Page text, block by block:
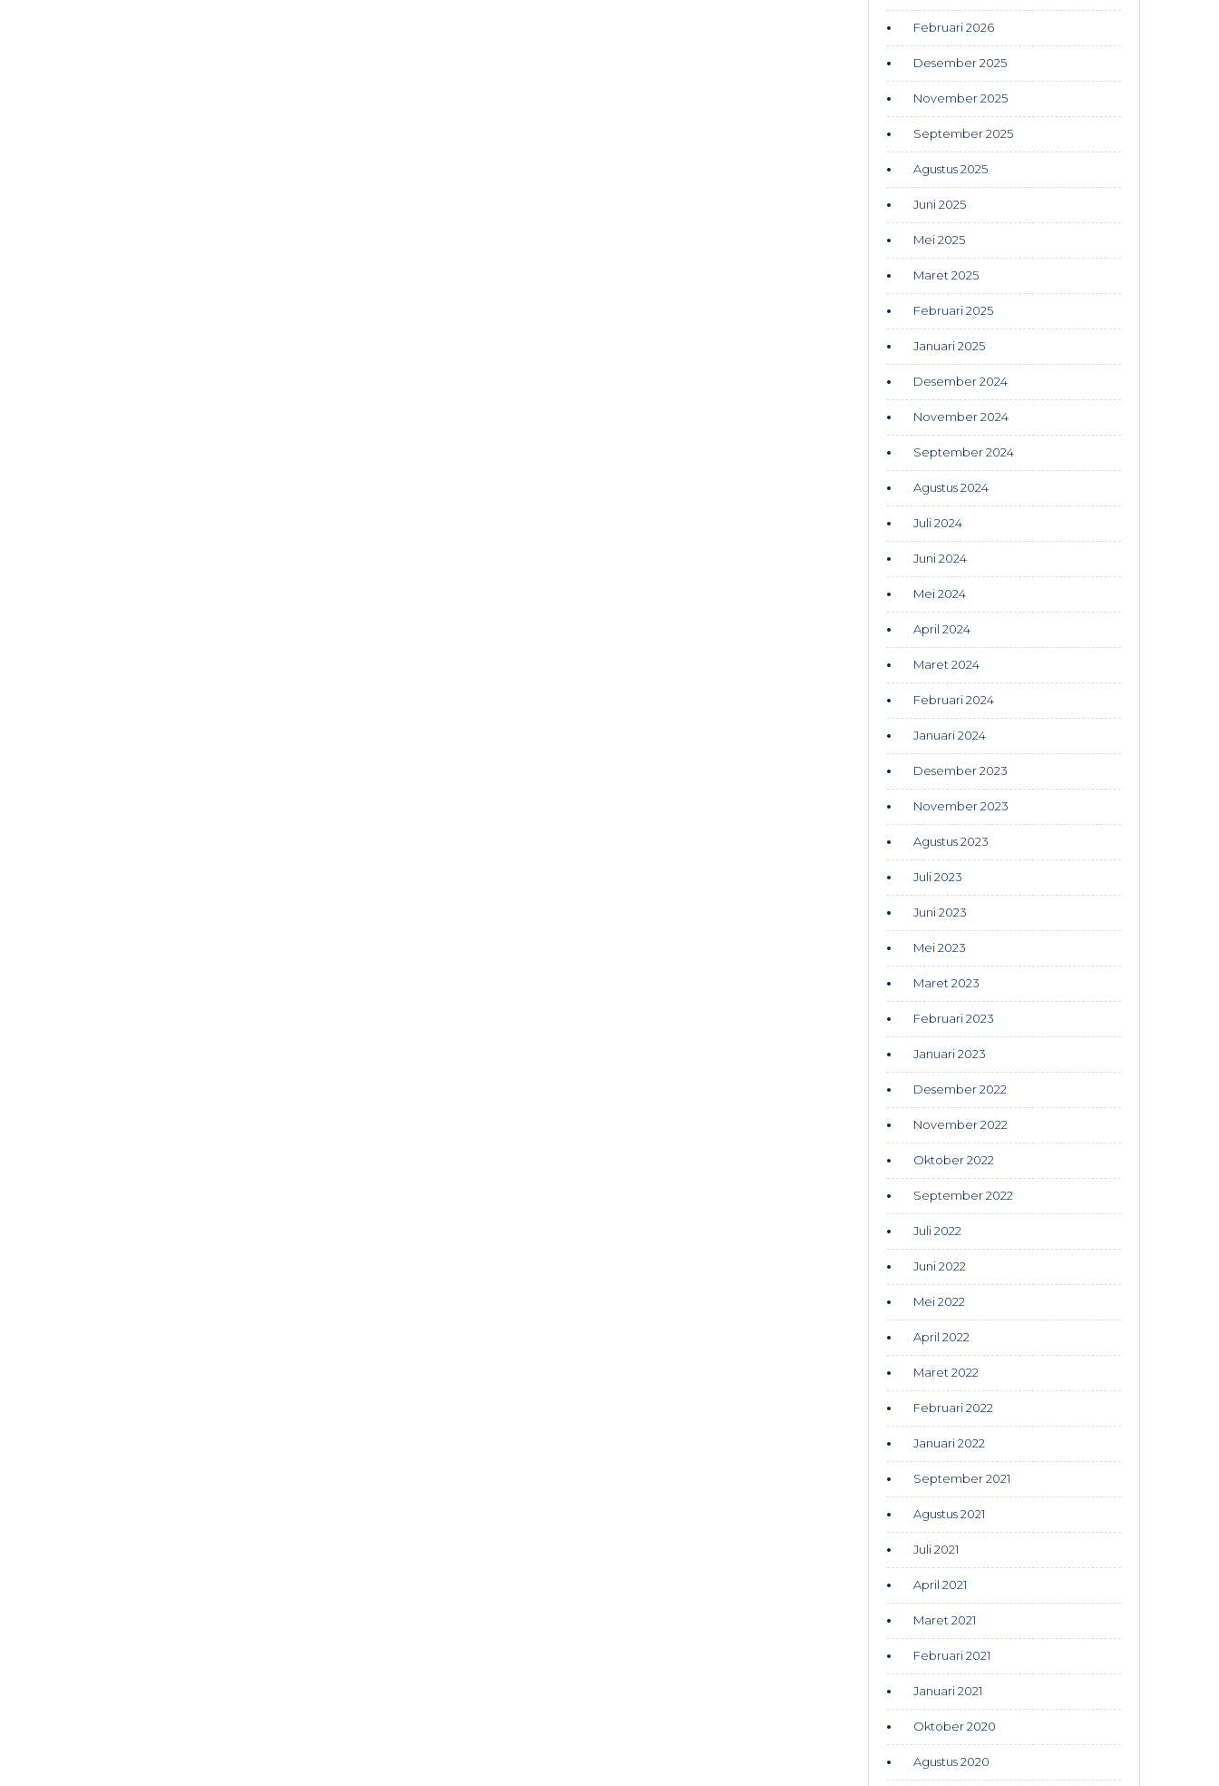
Februari 2026
Desember 2025
November 2025
September 2025
Agustus 2025
Juni 2025
Mei 2025
Maret 2025
Februari 2025
Januari 2025
Desember 2024
November 2024
September 2024
Agustus 2024
Juli 2024
Juni 2024
Mei 2024
April 2024
Maret 2024
Februari 2024
Januari 2024
Desember 2023
November 2023
Agustus 2023
Juli 2023
Juni 2023
Mei 2023
Maret 2023
Februari 2023
Januari 2023
Desember 2022
November 2022
Oktober 2022
September 2022
Juli 2022
Juni 2022
Mei 2022
April 2022
Maret 2022
Februari 2022
Januari 2022
September 2021
Agustus 2021
Juli 2021
April 2021
Maret 2021
Februari 2021
Januari 2021
Oktober 2020
Agustus 2020